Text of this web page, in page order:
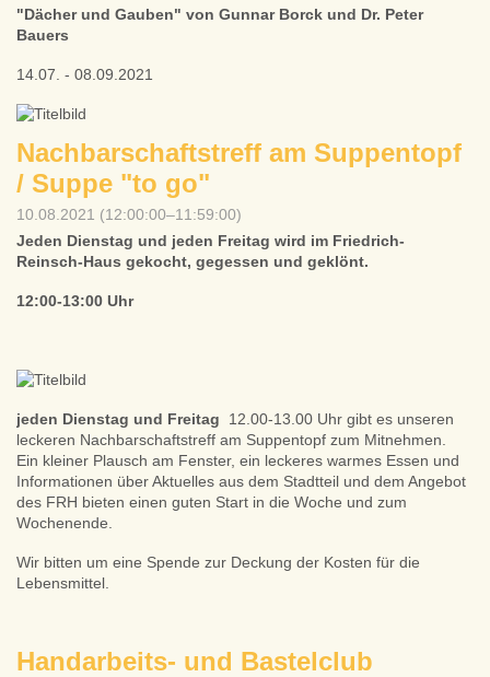
"Dächer und Gauben" von Gunnar Borck und Dr. Peter
Bauers
14.07. - 08.09.2021
Nachbarschaftstreff am Suppentopf
/ Suppe "to go"
10.08.2021 (12:00:00–11:59:00)
Jeden Dienstag und jeden Freitag wird im Friedrich-
Reinsch-Haus gekocht, gegessen und geklönt.
12:00-13:00 Uhr
jeden Dienstag und Freitag 12.00-13.00 Uhr gibt es unseren
leckeren Nachbarschaftstreff am Suppentopf zum Mitnehmen.
Ein kleiner Plausch am Fenster, ein leckeres warmes Essen und
Informationen über Aktuelles aus dem Stadtteil und dem Angebot
des FRH bieten einen guten Start in die Woche und zum
Wochenende.
Wir bitten um eine Spende zur Deckung der Kosten für die
Lebensmittel.
Handarbeits- und Bastelclub